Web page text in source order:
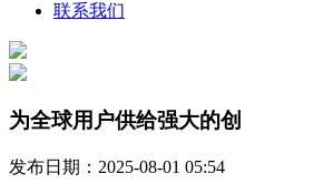
联系我们
为全球用户供给强大的创
发布日期：2025-08-01 05:54